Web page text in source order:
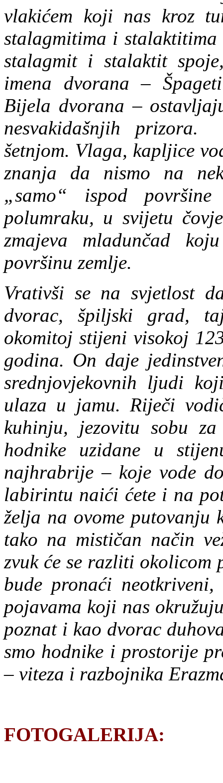
vlakićem koji nas kroz
stalagmitima i
stalagmit i stalaktit
imena dvorana –
Bijela dvorana –
nesvakidašnjih
šetnjom. Vlaga, kapljice
znanja da nismo na
„samo“ ispod
polumraku, u svijetu
zmajeva mladunčad
površinu zemlje.
Vrativši se na svjetlost
dvorac, špiljski grad,
okomitoj stijeni visokoj
godina. On daje
srednjovjekovnih ljudi
ulaza u jamu. Riječi
kuhinju, jezovitu sobu
hodnike uzidane u
najhrabrije – koje vode
labirintu naići ćete i na
želja na ovome putovanju
tako na mističan način
zvuk će se razliti okolicom
bude pronaći
pojavama koji nas
poznat i kao dvorac
smo hodnike i prostorije
– viteza i razbojnika
FOTOGALERIJA: